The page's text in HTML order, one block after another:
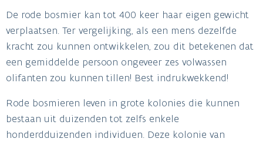
De rode bosmier kan tot 400 keer haar eigen gewicht
verplaatsen. Ter vergelijking, als een mens dezelfde
kracht zou kunnen ontwikkelen, zou dit betekenen dat
een gemiddelde persoon ongeveer zes volwassen
olifanten zou kunnen tillen! Best indrukwekkend!
Rode bosmieren leven in grote kolonies die kunnen
bestaan uit duizenden tot zelfs enkele
honderdduizenden individuen. Deze kolonie van